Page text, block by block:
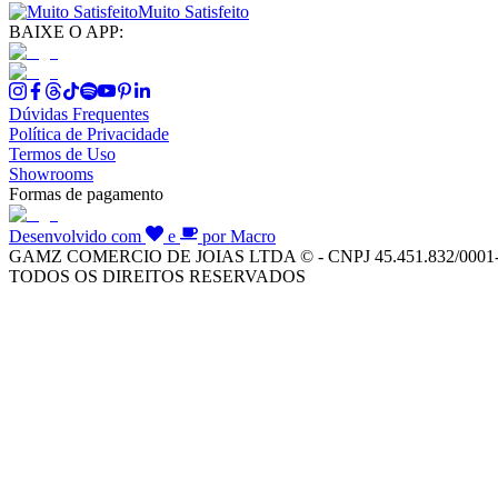
Muito Satisfeito
BAIXE O APP:
Dúvidas Frequentes
Política de Privacidade
Termos de Uso
Showrooms
Formas de pagamento
Desenvolvido com e
por Macro
GAMZ COMERCIO DE JOIAS LTDA © - CNPJ 45.451.832/
TODOS OS DIREITOS RESERVADOS